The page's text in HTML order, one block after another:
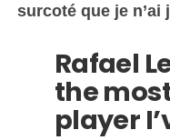
surcoté que je n’ai
Rafael
the
player